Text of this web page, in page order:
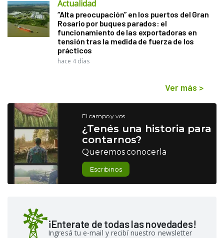
Actualidad
“Alta preocupación” en los puertos del Gran
Rosario por buques parados: el
funcionamiento de las exportadoras en
tensión tras la medida de fuerza de los
prácticos
hace 4 días
Ver más >
El campo y vos
¿Tenés una historia para
contarnos?
Queremos conocerla
Escribinos
¡Enterate de todas las novedades!
Ingresá tu e-mail y recibí nuestro newsletter